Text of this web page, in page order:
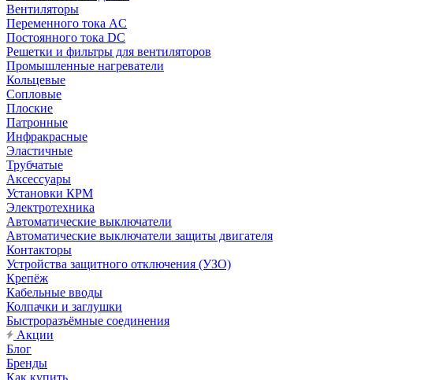
Вентиляторы
Переменного тока AC
Постоянного тока DC
Решетки и фильтры для вентиляторов
Промышленные нагреватели
Кольцевые
Сопловые
Плоские
Патронные
Инфракрасные
Эластичные
Трубчатые
Аксессуары
Установки КРМ
Электротехника
Автоматические выключатели
Автоматические выключатели защиты двигателя
Контакторы
Устройства защитного отключения (УЗО)
Крепёж
Кабельные вводы
Колпачки и заглушки
Быстроразъёмные соединения
Акции
Блог
Бренды
Как купить